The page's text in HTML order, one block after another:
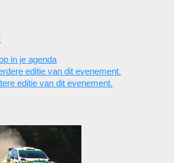
in je agenda
editie van dit evenement.
editie van dit evenement.